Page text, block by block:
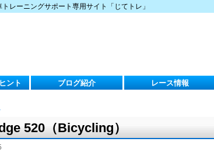
トレーニングサポート専用サイト「じてトレ」
ント ブログ紹介 レース情報
520（Bicycling）